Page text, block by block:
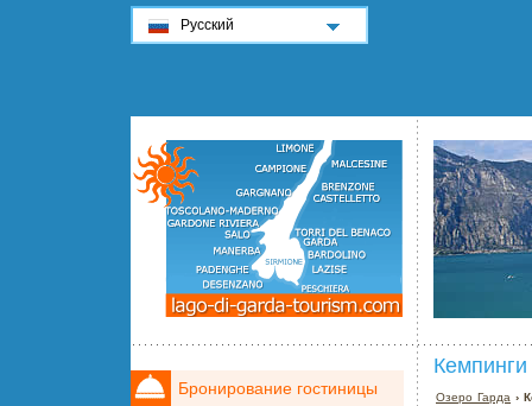
Озеро Гарда ›
Бронирование гостиницы
Русский